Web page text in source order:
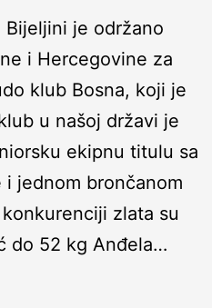
je održano
i Hercegovine za
klub Bosna, koji je
u našoj državi je
ekipnu titulu sa
jednom brončanom
zlata su
do 52 kg Anđela…